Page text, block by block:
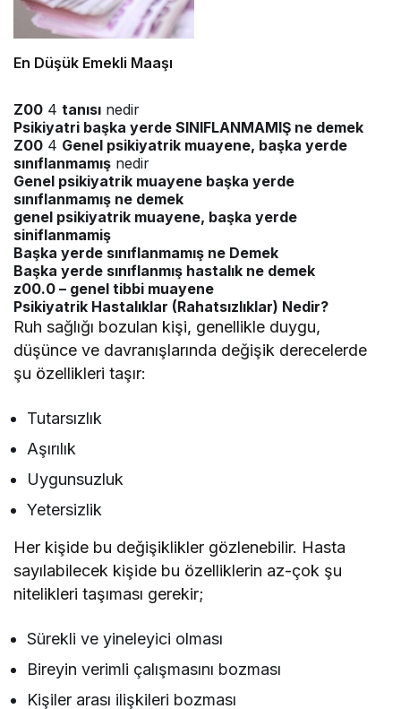
En Düşük Emekli Maaşı
Z00 4 tanısı nedir
Psikiyatri başka yerde SINIFLANMAMIŞ ne demek
Z00 4 Genel psikiyatrik muayene, başka yerde
sınıflanmamış nedir
Genel psikiyatrik muayene başka yerde
sınıflanmamış ne demek
genel psikiyatrik muayene, başka yerde
siniflanmamiş
Başka yerde sınıflanmamış ne Demek
Başka yerde sınıflanmış hastalık ne demek
z00.0 – genel tibbi muayene
Psikiyatrik Hastalıklar (Rahatsızlıklar) Nedir?
Ruh sağlığı bozulan kişi, genellikle duygu,
düşünce ve davranışlarında değişik derecelerde
şu özellikleri taşır:
Tutarsızlık
Aşırılık
Uygunsuzluk
Yetersizlik
Her kişide bu değişiklikler gözlenebilir. Hasta
sayılabilecek kişide bu özelliklerin az-çok şu
nitelikleri taşıması gerekir;
Sürekli ve yineleyici olması
Bireyin verimli çalışmasını bozması
Kişiler arası ilişkileri bozması